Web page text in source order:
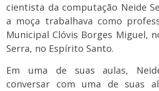
cientista da computação Neide
a moça trabalhava como
Municipal Clóvis Borges Miguel,
Serra, no Espírito Santo.
Em uma de suas aulas,
conversar com uma de suas